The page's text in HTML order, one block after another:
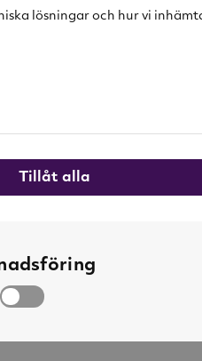
lösningar och hur vi
Tillåt alla
Felbeskrivningen
vi i så fall att
reklamationsärende tar
vårtkontaktformulär
till:
supportformulär eller via
post. Efter du registrerat